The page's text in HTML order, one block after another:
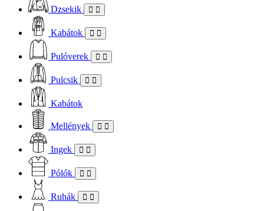
Dzsekik
Kabátok
Pulóverek
Pulcsik
Kabátok
Mellények
Ingek
Pólók
Ruhák